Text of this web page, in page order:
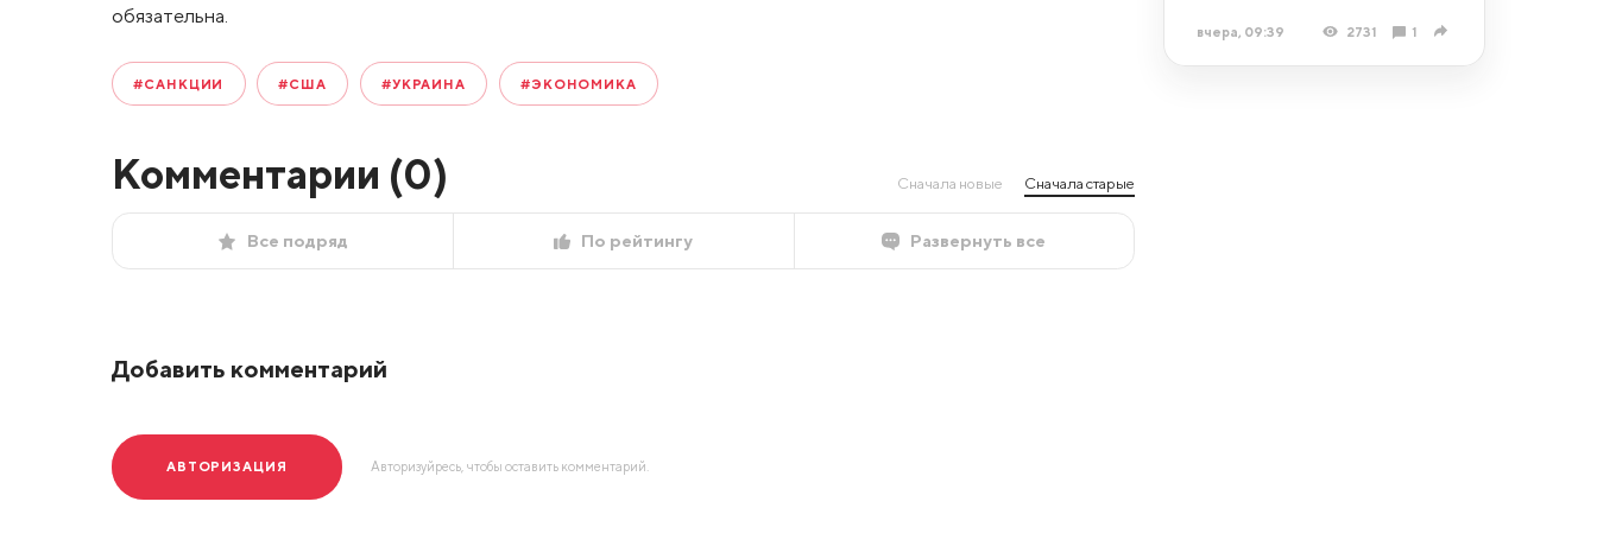
обязательна.
#САНКЦИИ #США #УКРАИНА #ЭКОНОМИКА
Комментарии (0) Сначала новые Сначала старые
Все подряд По рейтингу Развернуть все
Добавить комментарий
АВТОРИЗАЦИЯ Авторизуйресь, чтобы оставить комментарий.
вчера, 09:39 2731 1